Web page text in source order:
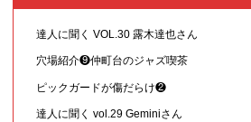
達人に聞く VOL.30 露木達也さん
穴場紹介❾仲町台のジャズ喫茶
ピックガードが傷だらけ❷
達人に聞く vol.29 Geminiさん